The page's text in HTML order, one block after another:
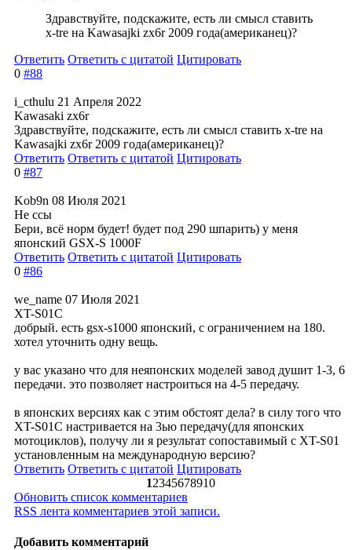
Здравствуйте, подскажите, есть ли смысл ставить
x-tre на Kawasajki zx6r 2009 года(американец)?
Ответить Ответить с цитатой Цитировать
0 #88
i_cthulu 21 Апреля 2022
Kawasaki zx6r
Здравствуйте, подскажите, есть ли смысл ставить x-tre на
Kawasajki zx6r 2009 года(американец)?
Ответить Ответить с цитатой Цитировать
0 #87
Kob9n 08 Июля 2021
Не ссы
Бери, всё норм будет! будет под 290 шпарить) у меня
японский GSX-S 1000F
Ответить Ответить с цитатой Цитировать
0 #86
we_name 07 Июля 2021
XT-S01C
добрый. есть gsx-s1000 японский, с ограничением на 180.
хотел уточнить одну вещь.
у вас указано что для неяпонских моделей завод душит 1-3, 6
передачи. это позволяет настроиться на 4-5 передачу.
в японских версиях как с этим обстоят дела? в силу того что
XT-S01C настривается на 3ью передачу(для японских
мотоциклов), получу ли я результат сопоставимый с XT-S01
установленным на международную версию?
Ответить Ответить с цитатой Цитировать
12345678910
Обновить список комментариев
RSS лента комментариев этой записи.
Добавить комментарий